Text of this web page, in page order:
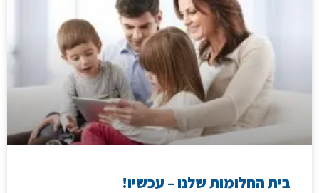
בית החלומות שלנו – עכשיו!